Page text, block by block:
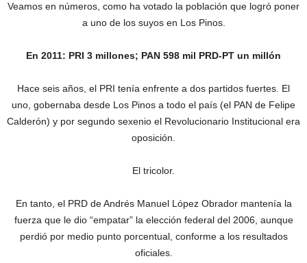
Veamos en números, como ha votado la población que logró poner
a uno de los suyos en Los Pinos.
En 2011: PRI 3 millones; PAN 598 mil PRD-PT un millón
Hace seis años, el PRI tenía enfrente a dos partidos fuertes. El
uno, gobernaba desde Los Pinos a todo el país (el PAN de Felipe
Calderón) y por segundo sexenio el Revolucionario Institucional era
oposición.
El tricolor.
En tanto, el PRD de Andrés Manuel López Obrador mantenía la
fuerza que le dio “empatar” la elección federal del 2006, aunque
perdió por medio punto porcentual, conforme a los resultados
oficiales.